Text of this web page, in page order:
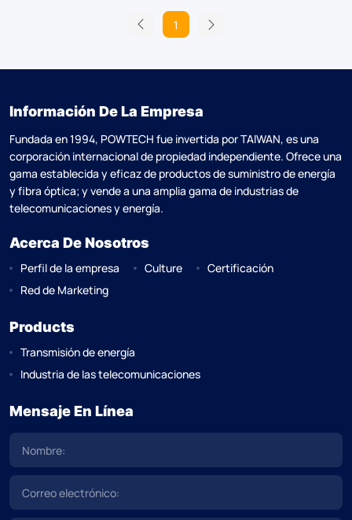
1
Información De La Empresa
Fundada en 1994, POWTECH fue invertida por TAlWAN, es una
corporación internacional de propiedad independiente. Ofrece una
gama establecida y eficaz de productos de suministro de energía
y fibra óptica; y vende a una amplia gama de industrias de
telecomunicaciones y energía.
Acerca De Nosotros
Perfil de la empresa Culture
Certificación
Red de Marketing
Products
Transmisión de energía
Industria de las telecomunicaciones
Mensaje En Línea